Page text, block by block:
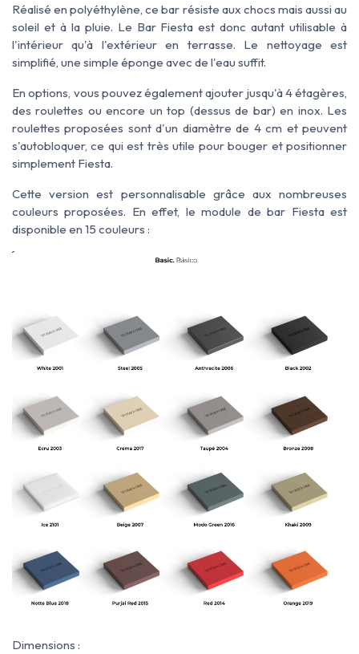
Réalisé en polyéthylène, ce bar résiste aux chocs mais aussi au
soleil et à la pluie. Le Bar Fiesta est donc autant utilisable à
l'intérieur qu'à l'extérieur en terrasse. Le nettoyage est
simplifié, une simple éponge avec de l'eau suffit.
En options, vous pouvez également ajouter jusqu'à 4 étagères,
des roulettes ou encore un top (dessus de bar) en inox. Les
roulettes proposées sont d'un diamètre de 4 cm et peuvent
s'autobloquer, ce qui est très utile pour bouger et positionner
simplement Fiesta.
Cette version est personnalisable grâce aux nombreuses
couleurs proposées. En effet, le module de bar Fiesta est
disponible en 15 couleurs :
Dimensions :